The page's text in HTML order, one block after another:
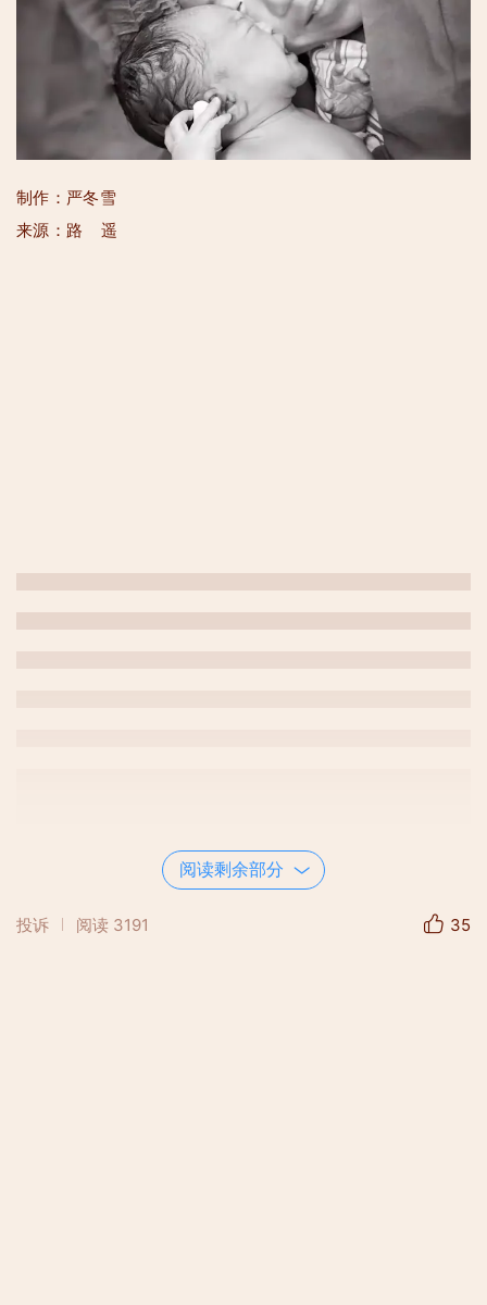
制作：严冬雪
来源：路 遥
阅读剩余部分
投诉 阅读 3191 35